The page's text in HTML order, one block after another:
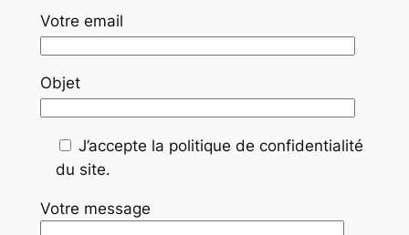
Votre email
Objet
J’accepte la politique de confidentialité
du site.
Votre message